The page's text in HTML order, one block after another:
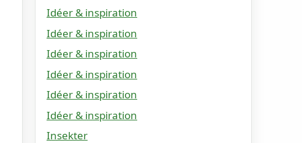
Idéer & inspiration
Idéer & inspiration
Idéer & inspiration
Idéer & inspiration
Idéer & inspiration
Idéer & inspiration
Insekter